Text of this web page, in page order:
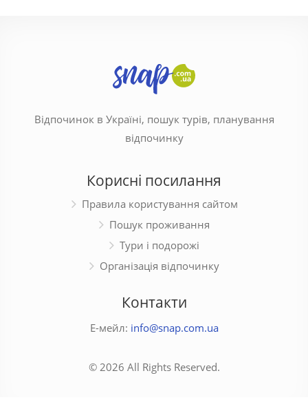
Відпочинок в Україні, пошук турів, планування
відпочинку
Корисні посилання
Правила користування сайтом
Пошук проживання
Тури і подорожі
Організація відпочинку
Контакти
Е-мейл: info@snap.com.ua
© 2026 All Rights Reserved.